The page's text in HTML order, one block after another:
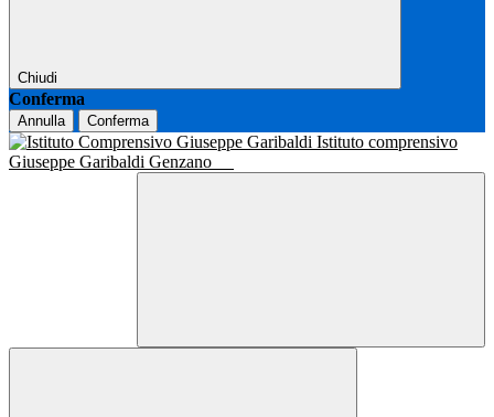
Chiudi
Conferma
Annulla Conferma
Istituto comprensivo
Giuseppe Garibaldi Genzano